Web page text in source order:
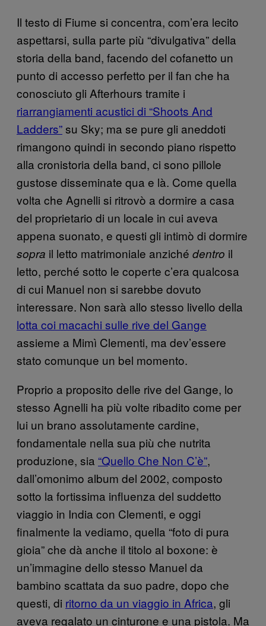
Il testo di Fiume si concentra, com’era lecito
aspettarsi, sulla parte più “divulgativa” della
storia della band, facendo del cofanetto un
punto di accesso perfetto per il fan che ha
conosciuto gli Afterhours tramite i
riarrangiamenti acustici di “Shoots And
Ladders”su Sky; ma se pure gli aneddoti
rimangono quindi in secondo piano rispetto
alla cronistoria della band, ci sono pillole
gustose disseminate qua e là. Come quella
volta che Agnelli si ritrovò a dormire a casa
del proprietario di un locale in cui aveva
appena suonato, e questi gli intimò di dormire
sopra il letto matrimoniale anziché dentro il
letto, perché sotto le coperte c’era qualcosa
di cui Manuel non si sarebbe dovuto
interessare. Non sarà allo stesso livello della
lotta coi macachi sulle rive del Gange
assieme a Mimì Clementi, ma dev’essere
stato comunque un bel momento.
Proprio a proposito delle rive del Gange, lo
stesso Agnelli ha più volte ribadito come per
lui un brano assolutamente cardine,
fondamentale nella sua più che nutrita
produzione, sia “Quello Che Non C’è”,
dall’omonimo album del 2002, composto
sotto la fortissima influenza del suddetto
viaggio in India con Clementi, e oggi
finalmente la vediamo, quella “foto di pura
gioia” che dà anche il titolo al boxone: è
un’immagine dello stesso Manuel da
bambino scattata da suo padre, dopo che
questi, di ritorno da un viaggio in Africa, gli
aveva regalato un cinturone e una pistola. Ma